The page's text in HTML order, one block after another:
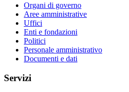
Organi di governo
Aree amministrative
Uffici
Enti e fondazioni
Politici
Personale amministrativo
Documenti e dati
Servizi